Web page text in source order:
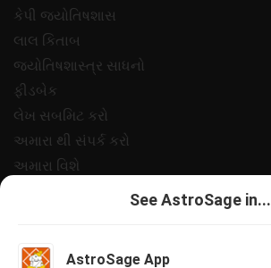
કેપી જ્યોતિષશાસ
લાલ કિતાબ
જ્યોતિષશાસ્ત્ર સાધનો
ફીડબેક
લેખ સબમિટ કરો
અમારા થી સંપર્ક કરો
અમારા વિશે
See AstroSage in...
AstroSage App